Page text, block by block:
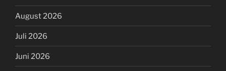
August 2026
Juli 2026
Juni 2026